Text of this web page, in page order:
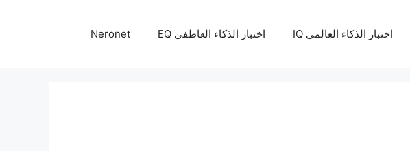
اختبار الذكاء العالمي IQ اختبار الذكاء العاطفي EQ Neronet